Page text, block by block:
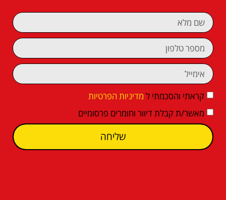
קראתי והסכמתי ל מדיניות הפרטיות
מאשר/ת קבלת דיוור וחומרים פרסומיים
שליחה